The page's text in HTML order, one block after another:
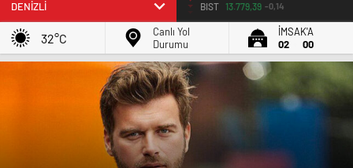
BIST 13.779,39 -0,14
32°C
Canlı Yol
Durumu
İMSAK'A
02
00